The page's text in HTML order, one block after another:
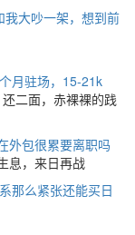
大吵一架，想到前
月驻场，15-21k
二面，赤裸裸的践
外包很累要离职吗
息，来日再战
那么紧张还能买日